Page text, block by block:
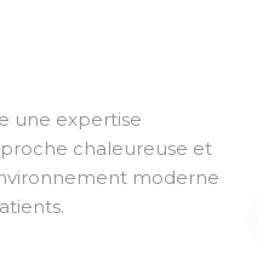
une expertise
chaleureuse et
moderne